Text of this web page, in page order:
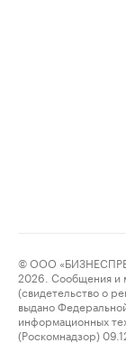
© ООО
2026. Сообщения и
(свидетельство о
выдано
информационных
(Роскомнадзор)